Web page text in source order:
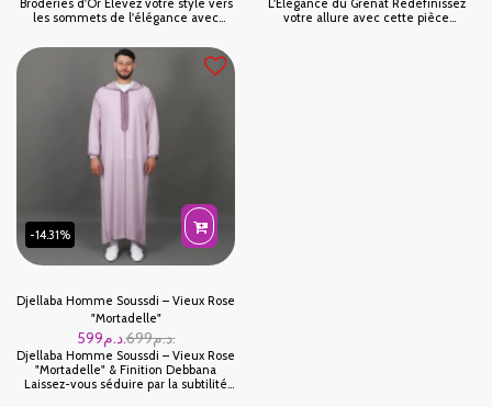
Broderies d'Or Élevez votre style vers
les sommets de l'élégance avec
Maroc. Ce modèle en Blanc Cassé,
illuminé par des broderies dorées,
incarne le luxe discret et le
raffinement absolu du patrimoine
marocain.
L'Élégance du Grenat Redéfinissez
votre allure avec cette pièce
-14.31%
Djellaba Homme Soussdi – Vieux Rose
"Mortadelle"
699 د.م. 599 د.م.
Djellaba Homme Soussdi – Vieux Rose
"Mortadelle" & Finition Debbana
Laissez-vous séduire par la subtilité